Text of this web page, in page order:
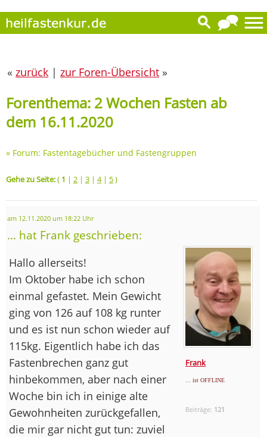
« zurück | zur Foren-Übersicht »
Forenthema: 2 Wochen Fasten ab
dem 16.11.2020
» Forum: Fastentagebücher und Fastengruppen
Gehe zu Seite:( 1 | 2 | 3 | 4| 5)
am 12.11.2020 um 18:22 Uhr
... hat Frank geschrieben:
Frank
... ist OFFLINE
Beiträge: 121
Hallo allerseits!
Im Oktober habe ich schon
einmal gefastet. Mein Gewicht
ging von 126 auf 108 kg runter
und es ist nun schon wieder auf
115kg. Eigentlich habe ich das
Fastenbrechen ganz gut
hinbekommen, aber nach einer
Woche bin ich in einige alte
Gewohnheiten zurückgefallen,
die mir gar nicht gut tun: zuviel